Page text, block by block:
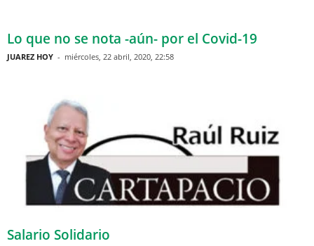
Lo que no se nota -aún- por el Covid-19
JUAREZ HOY - miércoles, 22 abril, 2020, 22:58
Salario Solidario